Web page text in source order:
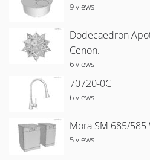
9 views
Dodecaedron
Cenon.
6 views
70720-0C
6 views
Mora SM 685/585
5 views